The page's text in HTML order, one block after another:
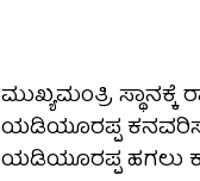
ಮುಖ್ಯಮಂತ್ರಿ
ಯಡಿಯೂರಪ್ಪ
ಯಡಿಯೂರಪ್ಪ ಹಗಲು